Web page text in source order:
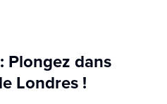
Plongez dans
Londres !